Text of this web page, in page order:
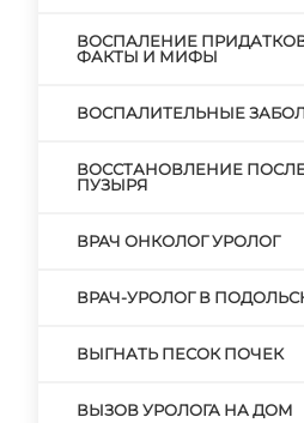
ВОСПАЛЕНИЕ
ФАКТЫ И МИФЫ
ВОСПАЛИТЕЛЬНЫЕ
ВОССТАНОВЛЕНИЕ
ПУЗЫРЯ
ВРАЧ ОНКОЛОГ УРОЛОГ
ВРАЧ-УРОЛОГ В
ВЫГНАТЬ ПЕСОК ПОЧЕК
ВЫЗОВ УРОЛОГА НА ДОМ